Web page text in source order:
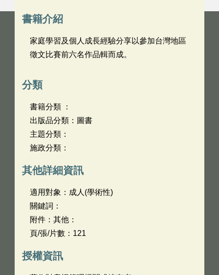
書籍介紹
家庭學習及個人成長經驗分享以參加台灣地區
徵文比賽前六名作品輯而成。
分類
書籍分類 ：
出版品分類：圖書
主題分類：
施政分類：
其他詳細資訊
適用對象：成人(學術性)
關鍵詞：
附件：其他：
頁/張/片數：121
授權資訊